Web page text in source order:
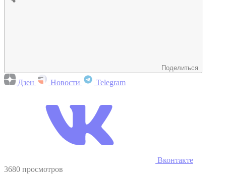
Поделиться
Дзен Новости Telegram
Вконтакте
3680 просмотров